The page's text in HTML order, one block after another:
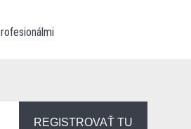
REGISTROVAŤ TU